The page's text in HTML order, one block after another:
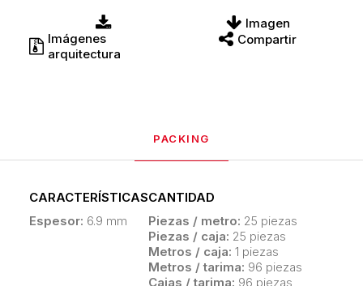
Imagen
Imágenes
arquitectura
Compartir
PACKING
CARACTERÍSTICAS
Espesor: 6.9 mm
CANTIDAD
Piezas / metro: 25 piezas
Piezas / caja: 25 piezas
Metros / caja: 1 piezas
Metros / tarima: 96 piezas
Cajas / tarima: 96 piezas